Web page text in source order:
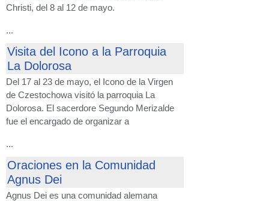
Christi, del 8 al 12 de mayo.
...
Visita del Icono a la Parroquia
La Dolorosa
Del 17 al 23 de mayo, el Icono de la Virgen
de Czestochowa visitó la parroquia La
Dolorosa. El sacerdore Segundo Merizalde
fue el encargado de organizar a
...
Oraciones en la Comunidad
Agnus Dei
Agnus Dei es una comunidad alemana